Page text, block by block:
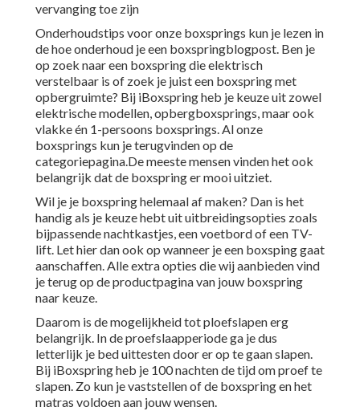
vervanging toe zijn
Onderhoudstips voor onze boxsprings kun je lezen in
dehoe onderhoud je een boxspringblogpost. Ben je
op zoek naar een boxspring die elektrisch
verstelbaar is of zoek je juist een boxspring met
opbergruimte? Bij iBoxspring heb je keuze uit zowel
elektrische modellen, opbergboxsprings, maar ook
vlakke én 1-persoons boxsprings. Al onze
boxsprings kun je terugvinden op de
categoriepagina.De meeste mensen vinden het ook
belangrijk dat de boxspring er mooi uitziet.
Wil je je boxspring helemaal af maken? Dan is het
handig als je keuze hebt uit uitbreidingsopties zoals
bijpassende nachtkastjes, een voetbord of een TV-
lift. Let hier dan ook op wanneer je een boxsping gaat
aanschaffen. Alle extra opties die wij aanbieden vind
je terug op de productpagina van jouw boxspring
naar keuze.
Daarom is de mogelijkheid tot ploefslapen erg
belangrijk. In de proefslaapperiode ga je dus
letterlijk je bed uittesten door er op te gaan slapen.
Bij iBoxspring heb je 100 nachten de tijd om proef te
slapen. Zo kun je vaststellen of de boxspring en het
matras voldoen aan jouw wensen.